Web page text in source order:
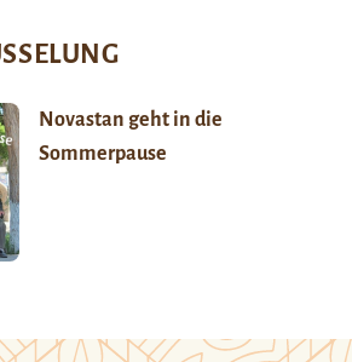
Novastan geht in die
Sommerpause